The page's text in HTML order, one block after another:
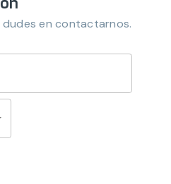
en contactarnos.